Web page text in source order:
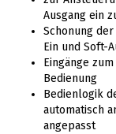
Ausgang ein
Schonung
Ein und Soft-
Eingänge
Bedienung
Bedienlogik
automatisch
angepasst